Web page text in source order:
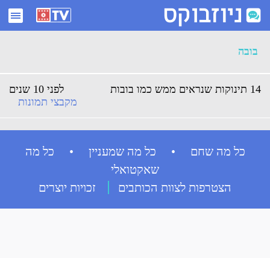
ארכיון בובה - ניוזבוקס
בובה
14 תינוקות שנראים ממש כמו בובות
לפני 10 שנים
מקבצי תמונות
כל מה שחם • כל מה שמעניין • כל מה
שאקטואלי
הצטרפות לצוות הכותבים
זכויות יוצרים